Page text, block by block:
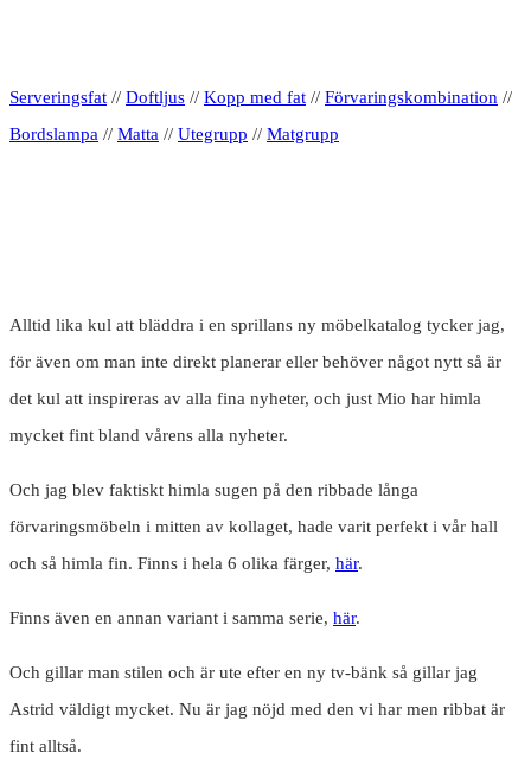
Serveringsfat // Doftljus // Kopp med fat // Förvaringskombination //
Bordslampa // Matta // Utegrupp // Matgrupp
Alltid lika kul att bläddra i en sprillans ny möbelkatalog tycker jag,
för även om man inte direkt planerar eller behöver något nytt så är
det kul att inspireras av alla fina nyheter, och just Mio har himla
mycket fint bland vårens alla nyheter.
Och jag blev faktiskt himla sugen på den ribbade långa
förvaringsmöbeln i mitten av kollaget, hade varit perfekt i vår hall
och så himla fin. Finns i hela 6 olika färger, här.
Finns även en annan variant i samma serie, här.
Och gillar man stilen och är ute efter en ny tv-bänk så gillar jag
Astrid väldigt mycket. Nu är jag nöjd med den vi har men ribbat är
fint alltså.